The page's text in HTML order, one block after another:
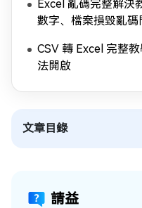
Excel 亂碼完整解決
數字、檔案損毀亂碼
CSV 轉 Excel 完整
法開啟
文章目錄
請益